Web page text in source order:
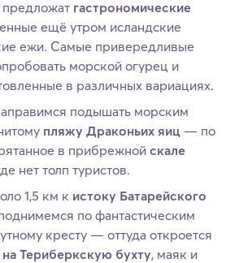
гастрономические
ещё утром исландские
ежи. Самые привередливые
морской огурец и
в различных вариациях.
подышать морским
пляжу Драконьих яиц — по
в прибрежной скале
нет толп туристов.
1,5 км к истоку Батарейского
по фантастическим
кресту — оттуда откроется
Териберкскую бухту, маяк и